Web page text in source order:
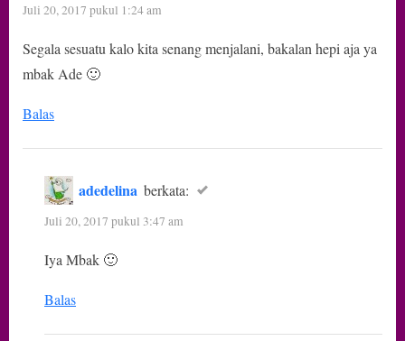
Berbagi
Juli 20, 2017 pukul 1:24 am
Segala sesuatu kalo kita senang menjalani, bakalan hepi aja ya
mbak Ade 🙂
Balas
adedelina berkata:
Juli 20, 2017 pukul 3:47 am
Iya Mbak 🙂
Balas